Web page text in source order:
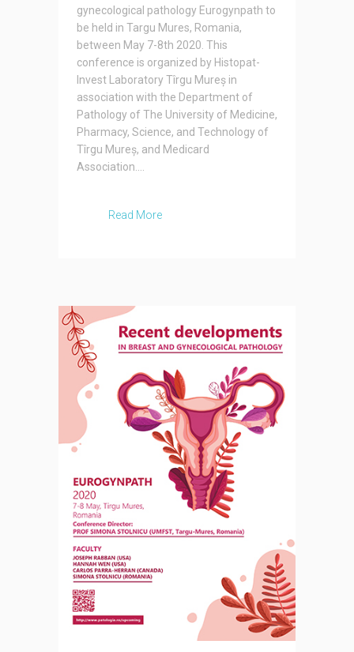
gynecological pathology Eurogynpath to
be held in Targu Mures, Romania,
between May 7-8th 2020. This
conference is organized by Histopat-
Invest Laboratory Tîrgu Mureș in
association with the Department of
Pathology of The University of Medicine,
Pharmacy, Science, and Technology of
Tîrgu Mureș, and Medicard
Association....
Read More